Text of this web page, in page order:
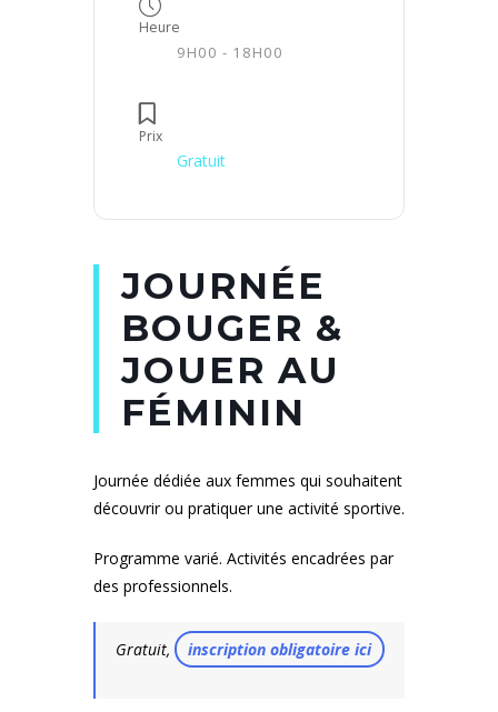
Heure
9H00 - 18H00
Prix
Gratuit
JOURNÉE
BOUGER &
JOUER AU
FÉMININ
Journée dédiée aux femmes qui souhaitent
découvrir ou pratiquer une activité sportive.
Programme varié. Activités encadrées par
des professionnels.
Gratuit, inscription obligatoire ici